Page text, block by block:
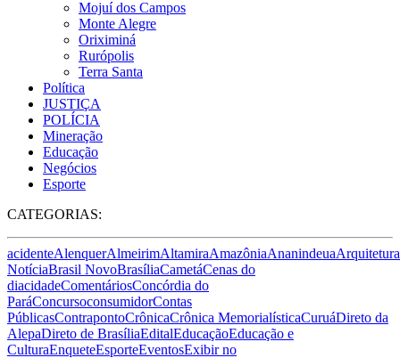
Mojuí dos Campos
Monte Alegre
Oriximiná
Rurópolis
Terra Santa
Política
JUSTIÇA
POLÍCIA
Mineração
Educação
Negócios
Esporte
CATEGORIAS:
acidenteAlenquerAlmeirimAltamiraAmazôniaAnanindeuaArquitetura
NotíciaBrasil NovoBrasíliaCametáCenas do
diacidadeComentáriosConcórdia do
ParáConcursoconsumidorContas
PúblicasContrapontoCrônicaCrônica MemorialísticaCuruáDireto da
AlepaDireto de BrasíliaEditalEducaçãoEducação e
CulturaEnqueteEsporteEventosExibir no